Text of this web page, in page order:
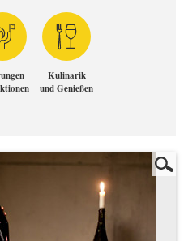
Kulinarik
und Genießen